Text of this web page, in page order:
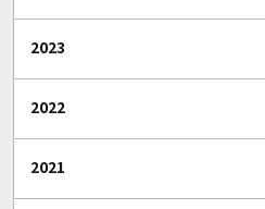
2023
2022
2021